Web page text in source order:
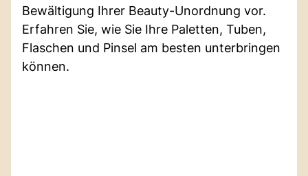
Bewältigung Ihrer Beauty-Unordnung vor.
Erfahren Sie, wie Sie Ihre Paletten, Tuben,
Flaschen und Pinsel am besten unterbringen
können.